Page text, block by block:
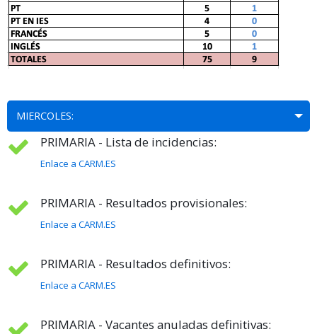
MIERCOLES:
PRIMARIA - Lista de incidencias:
Enlace a CARM.ES
PRIMARIA - Resultados provisionales:
Enlace a CARM.ES
PRIMARIA - Resultados definitivos:
Enlace a CARM.ES
PRIMARIA - Vacantes anuladas definitivas: